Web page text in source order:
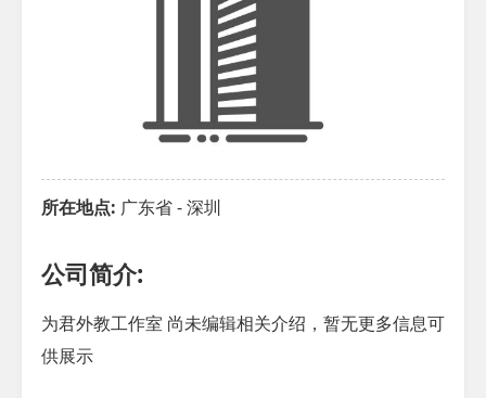
所在地点: 广东省 - 深圳
公司简介:
为君外教工作室 尚未编辑相关介绍，暂无更多信息可
供展示